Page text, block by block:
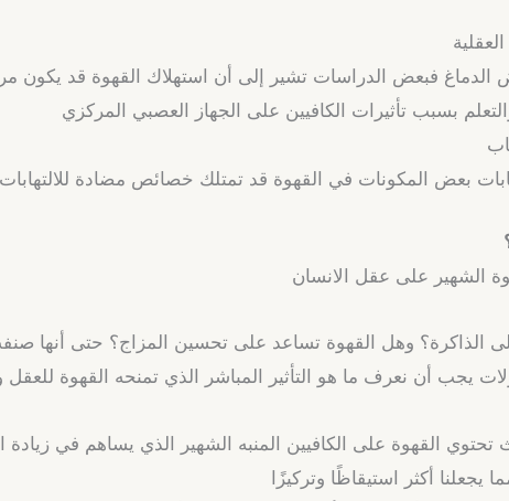
الدماغ فبعض الدراسات تشير إلى أن استهلاك القهوة قد
بسبب تأثيرات الكافيين على الجهاز العصبي المركزي
بعض المكونات في القهوة قد تمتلك خصائص مضادة
الشهير على عقل الانسان
الذاكرة؟ وهل القهوة تساعد على تحسين المزاج؟ حتى أنها
يجب أن نعرف ما هو التأثير المباشر الذي تمنحه القهوة للعقل
تحتوي القهوة على الكافيين المنبه الشهير الذي يساهم في زيادة
يجعلنا أكثر استيقاظًا وتركيزًا